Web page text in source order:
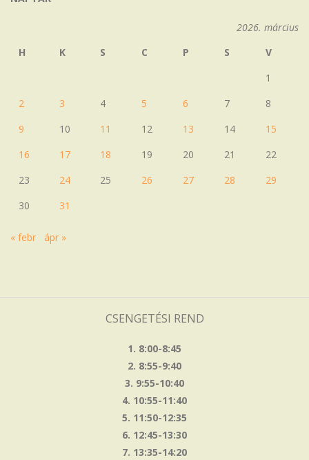
2026. március
H
K S C P S
V
1
2
3 4 5 6 7
8
9
10 11 12 13 14
15
16
17 18 19 20 21
22
23
24 25 26 27 28
29
30
31
« febr ápr »
CSENGETÉSI REND
1. 8:00-8:45
2. 8:55-9:40
3. 9:55-10:40
4. 10:55-11:40
5. 11:50-12:35
6. 12:45-13:30
7. 13:35-14:20